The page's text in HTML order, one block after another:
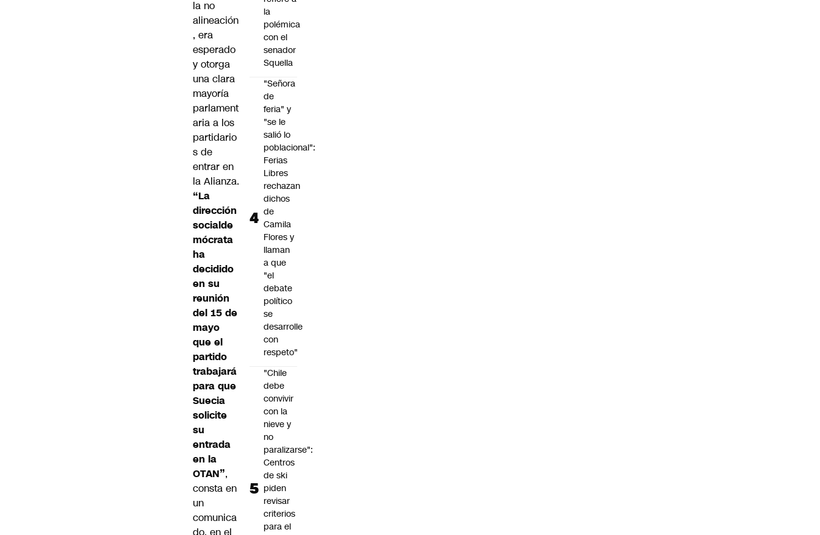
la no
alineación
, era
esperado
y otorga
una clara
mayoría
parlament
aria a los
partidario
s de
entrar en
la Alianza.
“La
dirección
socialde
mócrata
ha
decidido
en su
reunión
del 15 de
mayo
que el
partido
trabajará
para que
Suecia
solicite
su
entrada
en la
OTAN”,
consta en
un
comunica
do, en el
la
polémica
con el
senador
Squella
"Señora
de
feria" y
"se le
salió lo
poblacional":
Ferias
Libres
rechazan
dichos
de
Camila
Flores y
llaman
a que
"el
debate
político
se
desarrolle
con
respeto"
"Chile
debe
convivir
con la
nieve y
no
paralizarse":
Centros
de ski
piden
revisar
criterios
para el